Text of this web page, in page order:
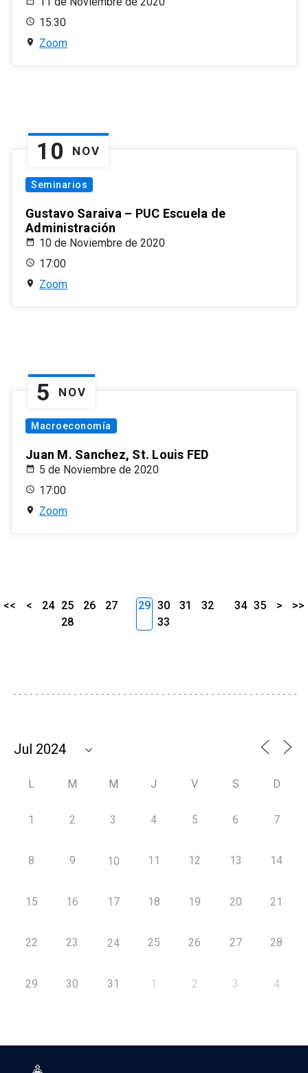
15:30
Zoom
10 NOV
Seminarios
Gustavo Saraiva – PUC Escuela de
Administración
10 de Noviembre de 2020
17:00
Zoom
5 NOV
Macroeconomía
Juan M. Sanchez, St. Louis FED
5 de Noviembre de 2020
17:00
Zoom
<< < 24 25 26
27
28
29 30 31
32
33
34 35 > >>
L M M J V S D
1 2 3 4 5 6 7
8 9 10 11 12 13 14
15 16 17 18 19 20 21
22 23 24 25 26 27 28
29 30 31 1 2 3 4